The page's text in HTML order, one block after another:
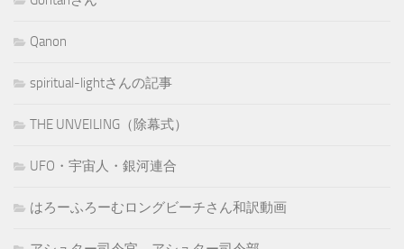
Qanon
spiritual-lightさんの記事
THE UNVEILING（除幕式）
UFO・宇宙人・銀河連合
はろーふろーむロングビーチさん和訳動画